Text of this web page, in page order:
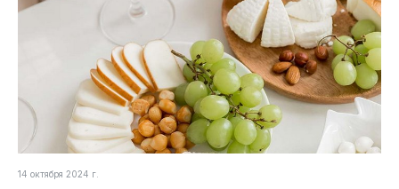
14 октября 2024 г.